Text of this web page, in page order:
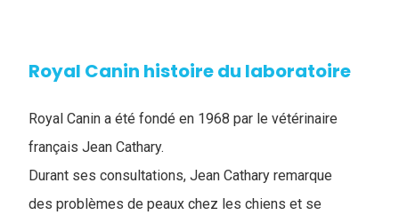
Royal Canin histoire du laboratoire
Royal Canin a été fondé en 1968 par le vétérinaire
français Jean Cathary.
Durant ses consultations, Jean Cathary remarque
des problèmes de peaux chez les chiens et se